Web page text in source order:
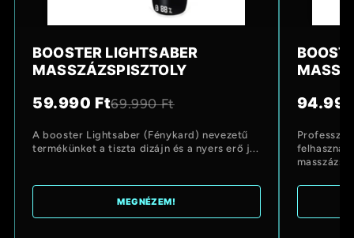
BOOSTER LIGHTSABER
MASSZÁZSPISZTOLY
59.990 Ft69.990 Ft
A booster Lightsaber (Fénykard) nevezetű
termékünket a tiszta dizájn és a nyers erő j...
MEGNÉZEM!
masszázs...